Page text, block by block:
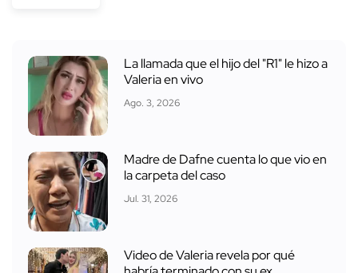
La llamada que el hijo del "R1" le hizo a
Valeria en vivo
Ago. 3, 2026
Madre de Dafne cuenta lo que vio en
la carpeta del caso
Jul. 31, 2026
Video de Valeria revela por qué